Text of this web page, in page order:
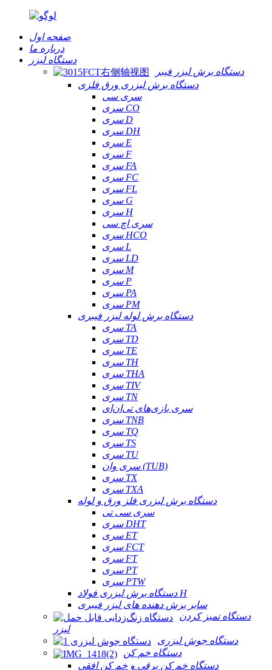
صفحه اول
درباره ما
دستگاه لیزر
دستگاه برش لیزر فیبر
دستگاه برش لیزری ورق فلزی
سری سی
سری CO
سری D
سری DH
سری E
سری F
سری FA
سری FC
سری FL
سری G
سری H
سری اچ سی
سری HCO
سری L
سری LD
سری M
سری P
سری PA
سری PM
دستگاه برش لوله لیزر فیبری
سری TA
سری TD
سری TE
سری TH
سری THA
سری TIV
سری TN
سری بازی‌های تی‌ان‌ای
سری TNB
سری TQ
سری TS
سری TU
سری وان (TUB)
سری TX
سری TXA
دستگاه برش لیزری فلز ورق و لوله
سری سی تی
سری DHT
سری ET
سری FCT
سری FT
سری PT
سری PTW
دستگاه برش لیزری فولاد H
سایر برش دهنده های لیزر فیبری
دستگاه تمیز کردن
لیزر
دستگاه جوش لیزری
دستگاه خم کن
دستگاه خم کن برقی و خم کن افقی